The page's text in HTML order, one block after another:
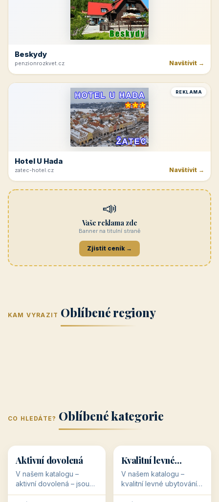
Beskydy
penzionrozkvet.cz Navštívit →
REKLAMA
Hotel U Hada
zatec-hotel.cz Navštívit →
📣
Vaše reklama zde
Banner na titulní straně
Zjistit ceník →
KAM VYRAZIT Oblíbené regiony
(Jihomoravský
kraj)
kraj)
Zlínský kraj Žilinský
Karlovarský
Střední Čechy
(Středočeský
CO HLEDÁTE? Oblíbené kategorie
🥾 36 objektů
Aktivní dovolená
V našem katalogu –
aktivní dovolená – jsou
pro Vás připraveny
💰
💰
34 objektů
Kvalitní levné
ubytování
V našem katalogu –
kvalitní levné ubytování –
jsou pro Vás připraveny